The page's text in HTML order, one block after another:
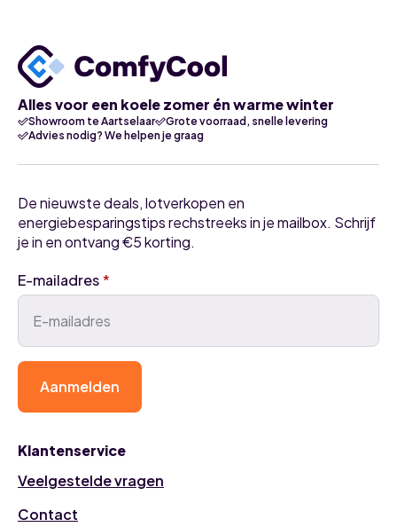
Alles voor een koele zomer én warme winter
Showroom te Aartselaar
Grote voorraad, snelle levering
Advies nodig? We helpen je graag
Klantenservice
Veelgestelde vragen
Contact
De nieuwste deals, lotverkopen en
energiebesparingstips rechstreeks in je mailbox. Schrijf
je in en ontvang €5 korting.
E-mailadres*
Aanmelden